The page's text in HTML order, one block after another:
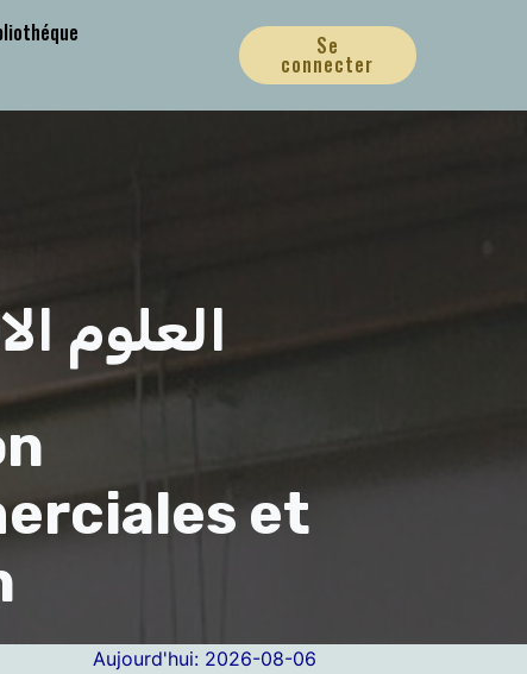
Se
connecter
العلوم
et
Aujourd'hui: 2026-08-06